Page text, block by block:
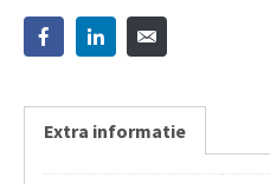
Extra informatie